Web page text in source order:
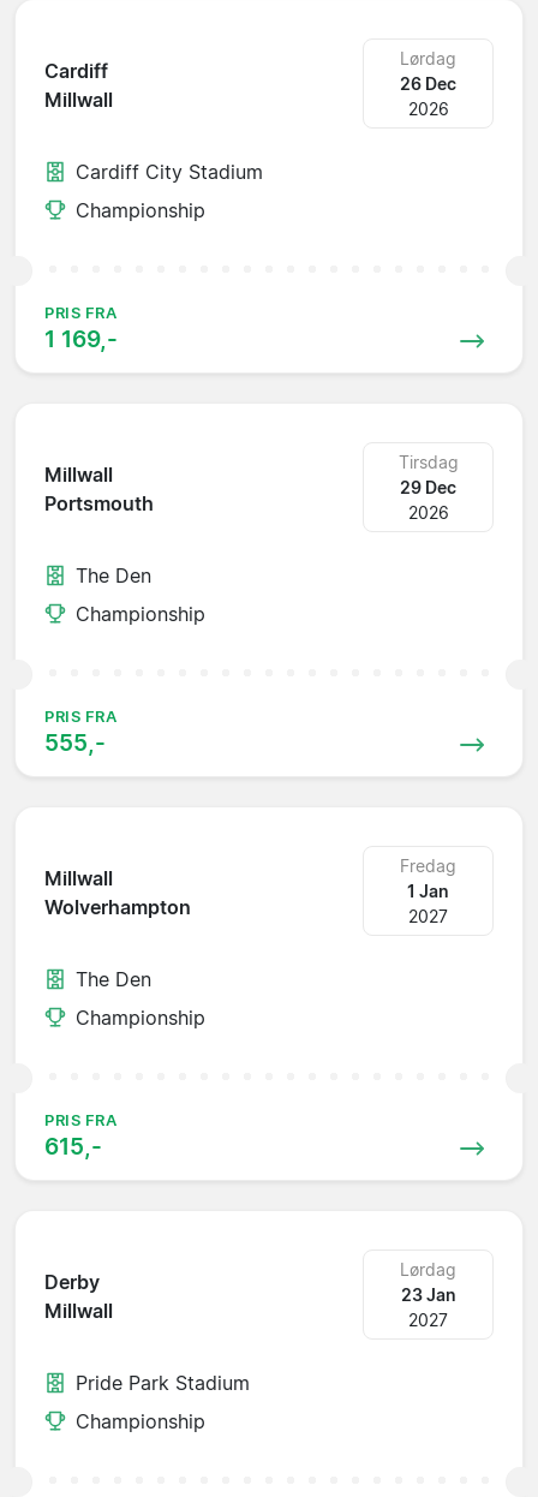
Cardiff
Millwall
Lørdag
26 Dec
2026
Cardiff City Stadium
Championship
PRIS FRA
1 169,-
Millwall
Portsmouth
Tirsdag
29 Dec
2026
The Den
Championship
PRIS FRA
555,-
Millwall
Wolverhampton
Fredag
1 Jan
2027
The Den
Championship
PRIS FRA
615,-
Derby
Millwall
Lørdag
23 Jan
2027
Pride Park Stadium
Championship